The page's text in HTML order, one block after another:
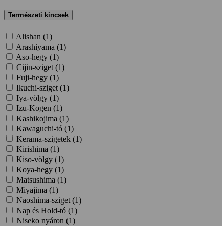
Természeti kincsek
Alishan (1)
Arashiyama (1)
Aso-hegy (1)
Cijin-sziget (1)
Fuji-hegy (1)
Ikuchi-sziget (1)
Iya-völgy (1)
Izu-Kogen (1)
Kashikojima (1)
Kawaguchi-tó (1)
Kerama-szigetek (1)
Kirishima (1)
Kiso-völgy (1)
Koya-hegy (1)
Matsushima (1)
Miyajima (1)
Naoshima-sziget (1)
Nap és Hold-tó (1)
Niseko nyáron (1)